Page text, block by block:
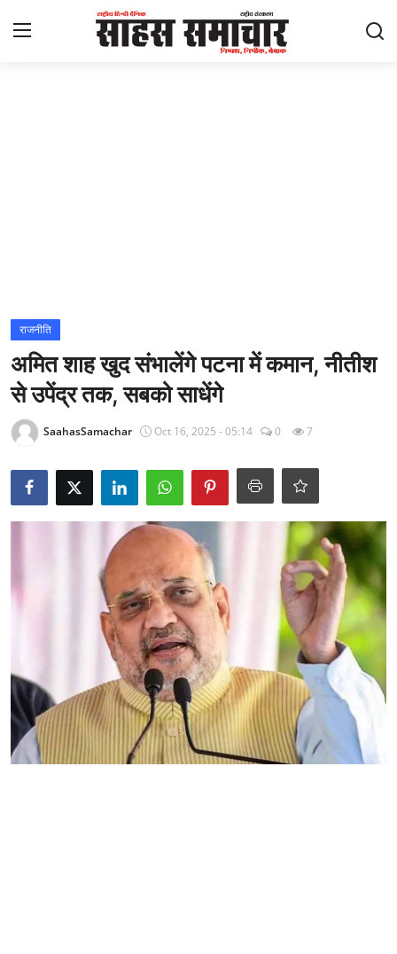
राज्य
अंतराष्ट्रीय
Epaper
राजनीति
अमित शाह खुद संभालेंगे पटना में कमान, नीतीश
से उपेंद्र तक, सबको साधेंगे
SaahasSamachar Oct 16, 2025 - 05:14 0 7